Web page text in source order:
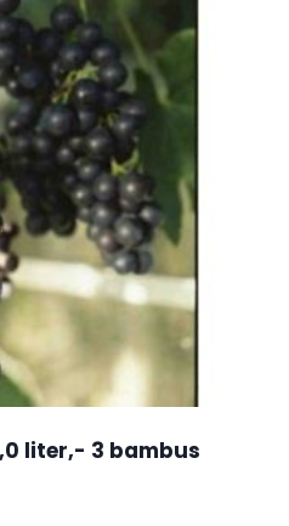
liter,- 3 bambus